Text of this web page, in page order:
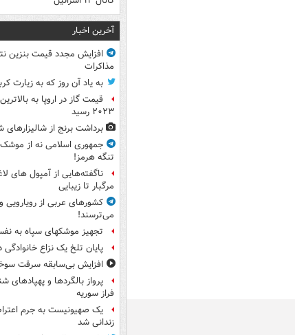
آخرین اخبار
افزایش مجدد قیمت بنزین
مذاکرات
به یاد آن روز که به زیارت
قیمت گاز در اروپا به
۲۰۲۳ رسید
برداشت برنج از
جمهوری اسلامی نه از موشک
تنگه هرمز!
ناگفته‌هایی از آمپول های
مرگبار تا زیبایی
کشورهای عربی از رویارویی
می‌ترسند!
تجهیز موشکهای سپاه به
پایان تلخ یک نزاع خانوادگی
افزایش بی‌سابقه سرقت
پرواز بالگردها و پهپادهای
فراز سوریه
یک صهیونیست به جرم
زندانی شد